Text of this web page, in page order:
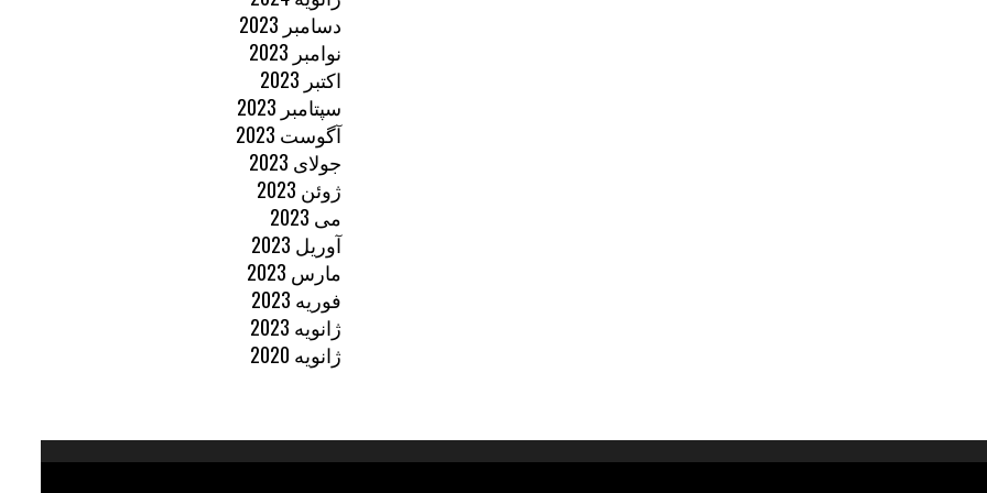
دسامبر 2023
نوامبر 2023
اکتبر 2023
سپتامبر 2023
آگوست 2023
جولای 2023
ژوئن 2023
می 2023
آوریل 2023
مارس 2023
فوریه 2023
ژانویه 2023
ژانویه 2020